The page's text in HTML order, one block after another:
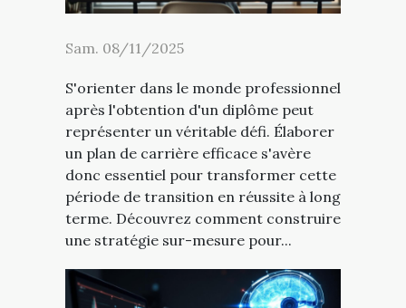
Sam. 08/11/2025
S'orienter dans le monde professionnel
après l'obtention d'un diplôme peut
représenter un véritable défi. Élaborer
un plan de carrière efficace s'avère
donc essentiel pour transformer cette
période de transition en réussite à long
terme. Découvrez comment construire
une stratégie sur-mesure pour...